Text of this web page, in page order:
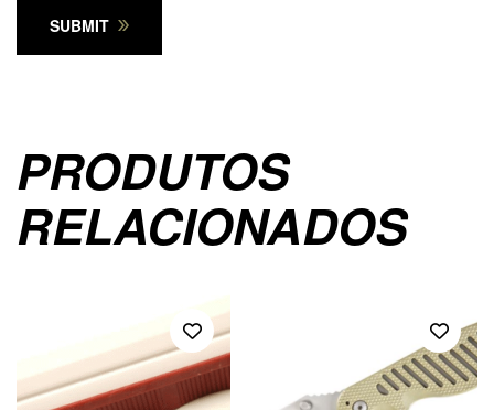
SUBMIT
PRODUTOS
RELACIONADOS